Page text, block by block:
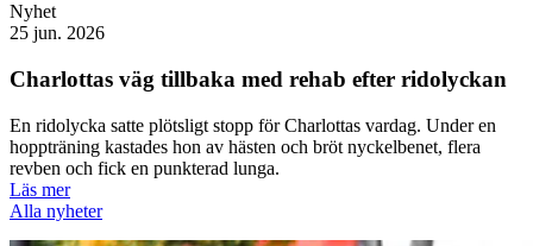
Nyhet
25 jun. 2026
Charlottas väg tillbaka med rehab efter ridolyckan
En ridolycka satte plötsligt stopp för Charlottas vardag. Under en
hoppträning kastades hon av hästen och bröt nyckelbenet, flera
revben och fick en punkterad lunga.
Läs mer
Alla nyheter